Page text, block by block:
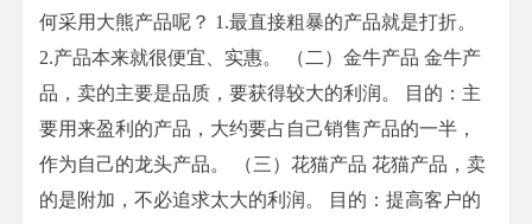
何采用大熊产品呢？ 1.最直接粗暴的产品就是打折。
2.产品本来就很便宜、实惠。 （二）金牛产品 金牛产
品，卖的主要是品质，要获得较大的利润。 目的：主
要用来盈利的产品，大约要占自己销售产品的一半，
作为自己的龙头产品。 （三）花猫产品 花猫产品，卖
的是附加，不必追求太大的利润。 目的：提高客户的